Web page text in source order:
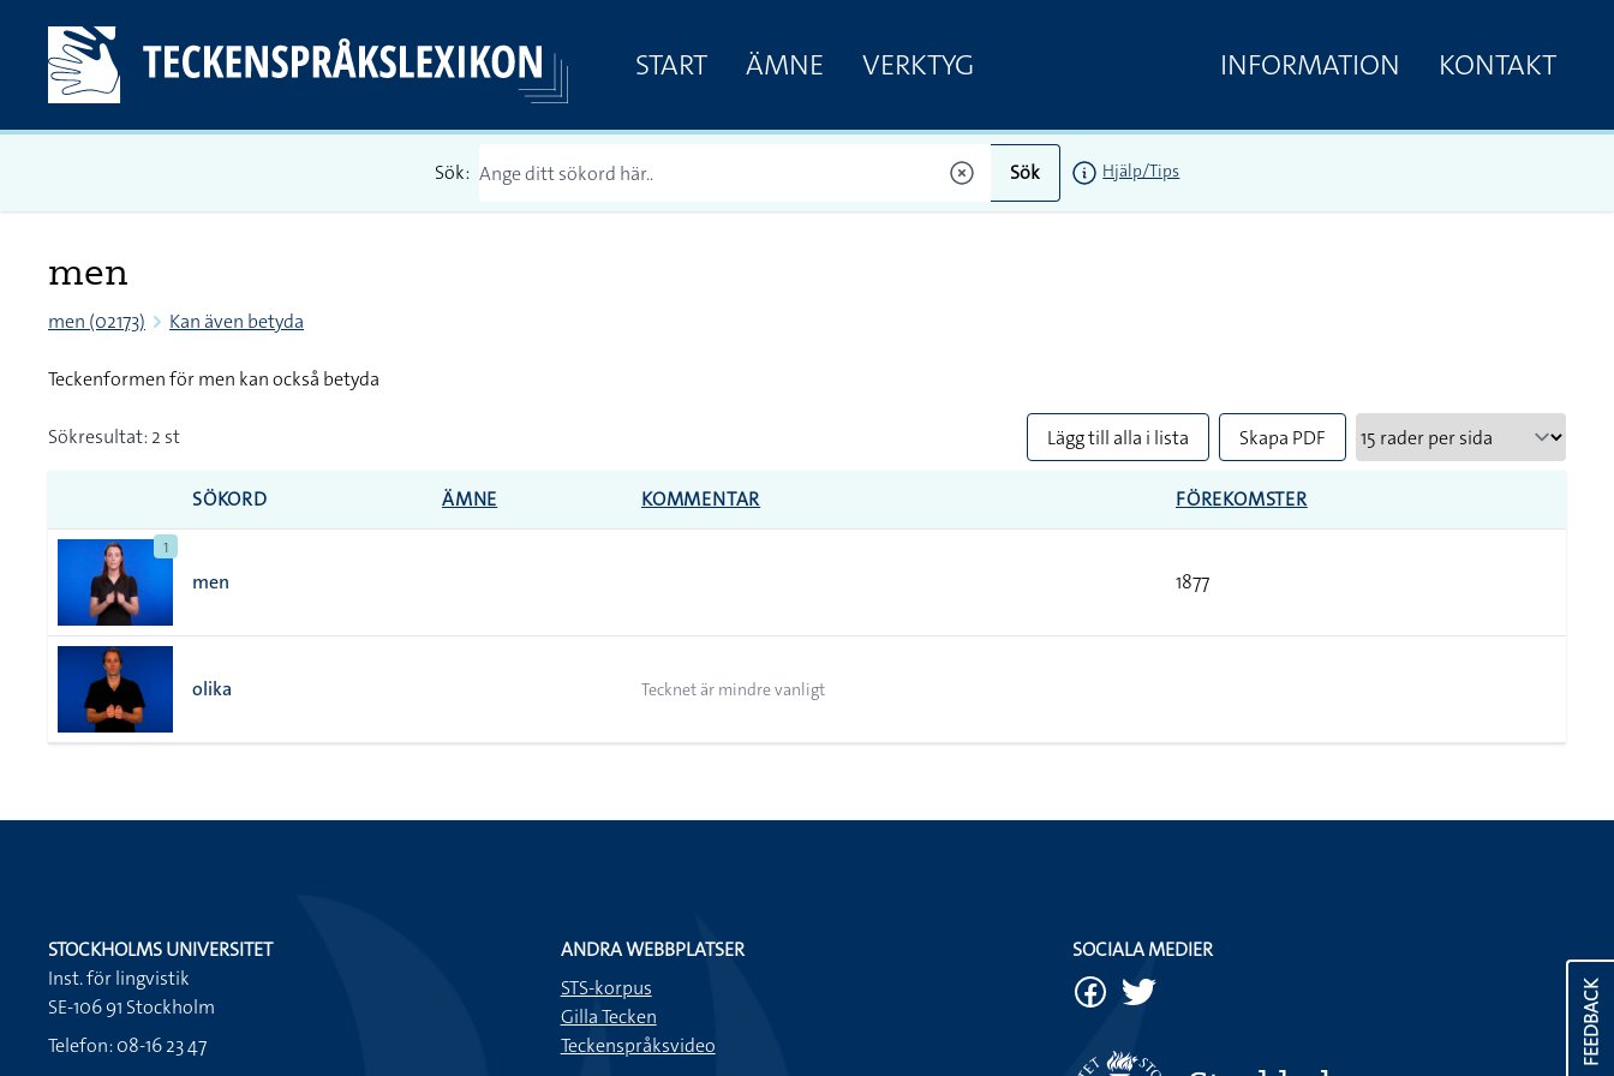
START ÄMNE VERKTYG INFORMATION KONTAKT
Sök: Sök Hjälp/Tips
men
men (02173) Kan även betyda
Teckenformen för men kan också betyda
Sökresultat: 2 st Lägg till alla i lista Skapa PDF
SÖKORD ÄMNE KOMMENTAR FÖREKOMSTER
1
men 1877
olika Tecknet är mindre vanligt
FEEDBACK
STOCKHOLMS UNIVERSITET
Inst. för lingvistik
SE-106 91 Stockholm
Telefon: 08-16 23 47
ANDRA WEBBPLATSER
STS-korpus
Gilla Tecken
Teckenspråksvideo
SOCIALA MEDIER